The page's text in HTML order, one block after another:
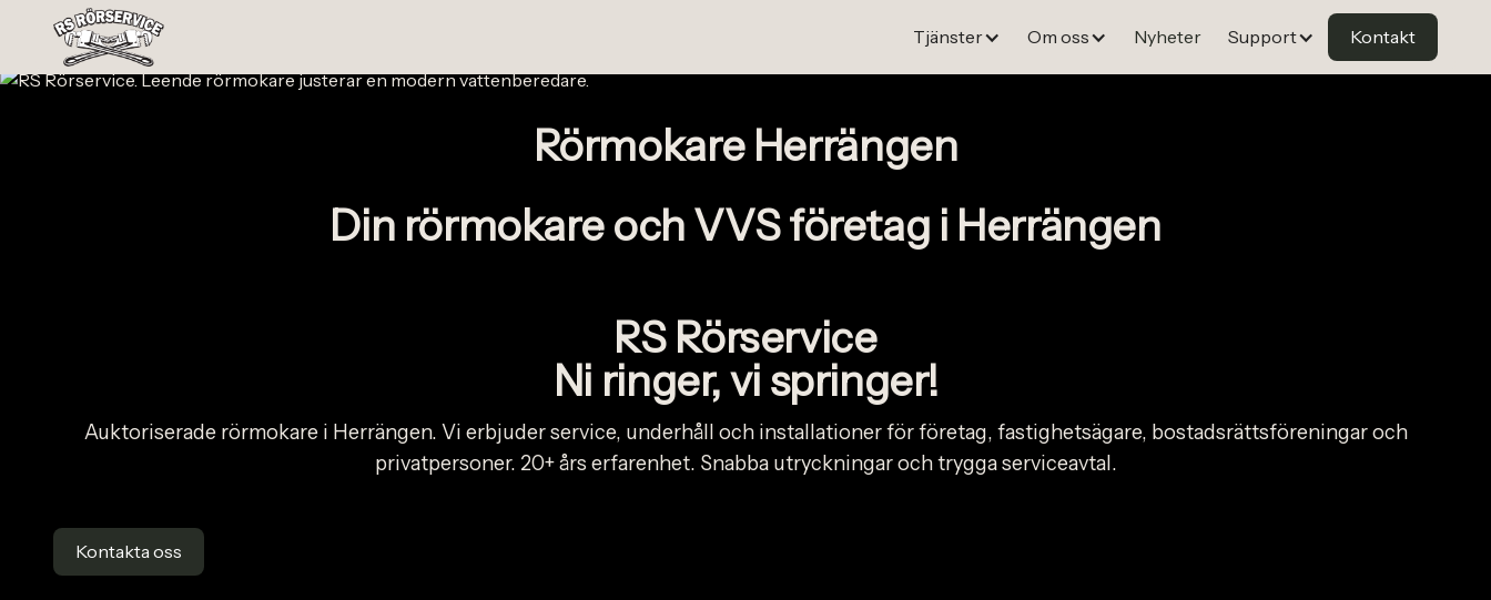
Tjänster Om oss Nyheter Support Kontakt
Rörmokare Herrängen
Din rörmokare och VVS företag i Herrängen
RS Rörservice
Ni ringer, vi springer!
Auktoriserade rörmokare i Herrängen. Vi erbjuder service, underhåll och installationer för företag, fastighetsägare, bostadsrättsföreningar och
privatpersoner. 20+ års erfarenhet. Snabba utryckningar och trygga serviceavtal.
Kontakta oss